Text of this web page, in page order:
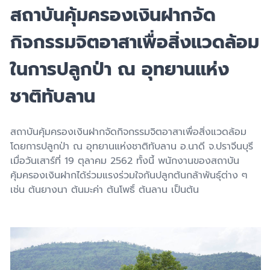
สถาบันคุ้มครองเงินฝากจัด
กิจกรรมจิตอาสาเพื่อสิ่งแวดล้อม
ในการปลูกป่า ณ อุทยานแห่ง
ชาติทับลาน
สถาบันคุ้มครองเงินฝากจัดกิจกรรมจิตอาสาเพื่อสิ่งแวดล้อม
โดยการปลูกป่า ณ อุทยานแห่งชาติทับลาน อ.นาดี จ.ปราจีนบุรี
เมื่อวันเสาร์ที่ 19 ตุลาคม 2562 ทั้งนี้ พนักงานของสถาบัน
คุ้มครองเงินฝากได้ร่วมแรงร่วมใจกันปลูกต้นกล้าพันธุ์ต่าง ๆ
เช่น ต้นยางนา ต้นมะค่า ต้นโพธิ์ ต้นลาน เป็นต้น